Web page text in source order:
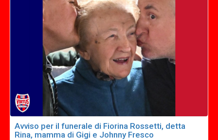
Avviso per il funerale di Fiorina Rossetti, detta
Rina, mamma di Gigi e Johnny Fresco